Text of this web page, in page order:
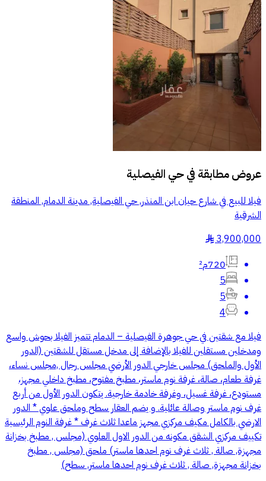
عروض مطابقة فيحي الفيصلية
فيلا للبيع في شارع حيان ابن المنذر, حي الفيصلية, مدينة الدمام, المنطقة
الشرقية
3,900,000
§
720م²
5
5
4
فيلا مع شقتين في حي جوهرة الفيصلية – الدمام تتميز الفيلا بحوش واسع
ومدخلين مستقلين للفيلا بالإضافة إلى مدخل مستقل للشقتين (الدور
الأول والملحق) مجلس خارجي الدور الأرضي مجلس رجال ,مجلس نساء،
غرفة طعام، صالة، غرفة نوم ماستر، مطبخ مفتوح، مطبخ داخلي مجهز،
مستودع، غرفة غسيل، وغرفة خادمة خارجية. يتكون الدور الأول من أربع
غرف نوم ماستر وصالة عائلية. و يضم العقار سطح وملحق علوي * الدور
الارضي بالكامل مكيف مركزي مجهز ماعدا ثلاث غرف * غرفة النوم الرئيسية
تكييف مركزي الشقق مكونه من الدور الاول العلوي (مجلس , مطبخ بخزانة
مجهزة, صالة , ثلاث غرف نوم احدها ماستر) ملحق (مجلس , مطبخ
بخزانة مجهزة, صالة , ثلاث غرف نوم احدها ماستر, سطح)